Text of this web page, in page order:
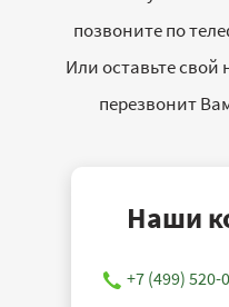
позвоните по
Или оставьте
перезвонит
Наши
+7 (499) 520-